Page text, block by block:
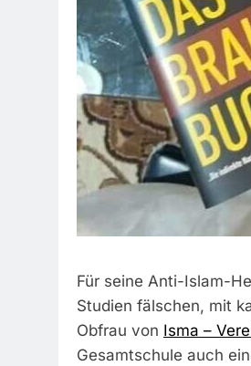
Für seine Anti-Islam-
Studien fälschen, mit
Obfrau von Isma –
Gesamtschule auch